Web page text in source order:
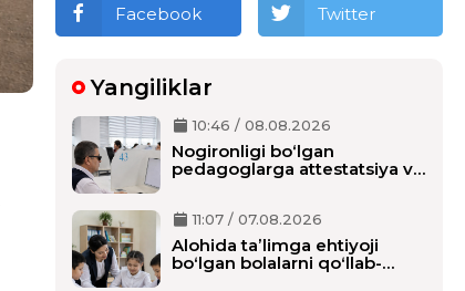
Facebook Twitter
Yangiliklar
10:46 / 08.08.2026
Nogironligi bo‘lgan
pedagoglarga attestatsiya va
11:07 / 07.08.2026
Alohida taʼlimga ehtiyoji
boʻlgan bolalarni qoʻllab-